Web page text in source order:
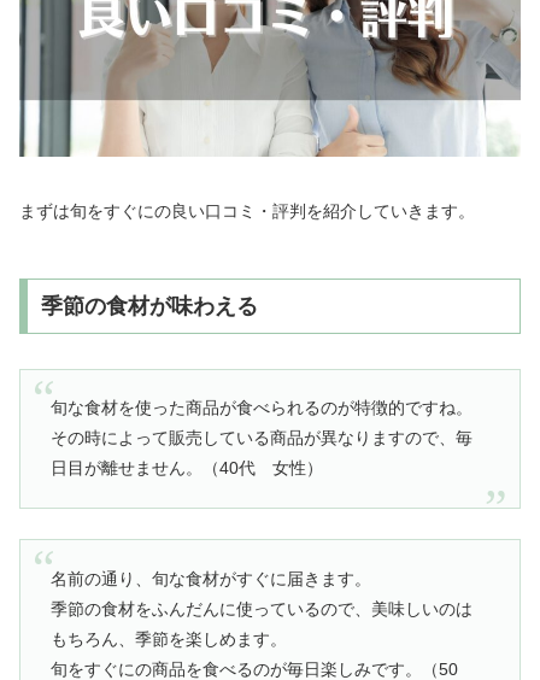
まずは旬をすぐにの良い口コミ・評判を紹介していきます。
季節の食材が味わえる
旬な食材を使った商品が食べられるのが特徴的ですね。
その時によって販売している商品が異なりますので、毎
日目が離せません。（40代 女性）
名前の通り、旬な食材がすぐに届きます。
季節の食材をふんだんに使っているので、美味しいのは
もちろん、季節を楽しめます。
旬をすぐにの商品を食べるのが毎日楽しみです。（50